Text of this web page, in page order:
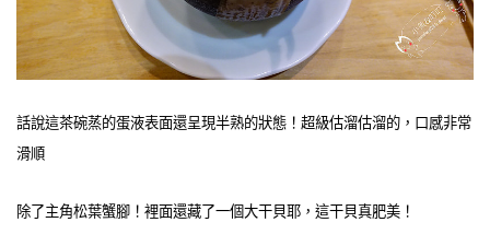
話說這茶碗蒸的蛋液表面還呈現半熟的狀態！超級估溜估溜的，口感非常
滑順
除了主角松葉蟹腳！裡面還藏了一個大干貝耶，這干貝真肥美！